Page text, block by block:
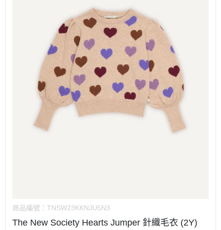
商品編號： TNSW23KKNJU5N3
The New Society Hearts Jumper 針織毛衣 (2Y)